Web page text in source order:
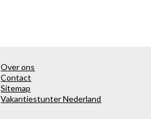
Over ons
Contact
Sitemap
Vakantiestunter Nederland